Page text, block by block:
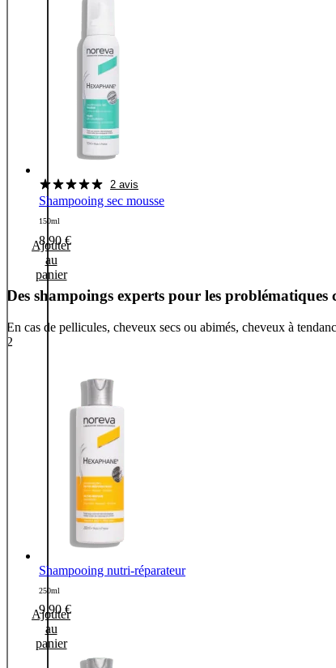
2 avis
Shampooing sec mousse
150ml
8,90€
Ajouter
au
panier
Des shampoings experts pour les problématiques
En cas de pellicules, cheveux secs ou abimés, cheveux à
2
Shampooing nutri-réparateur
250ml
9,90€
Ajouter
au
panier